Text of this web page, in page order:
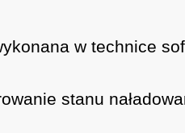
w technice
stanu